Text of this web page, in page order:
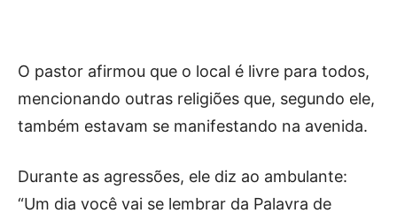
O pastor afirmou que o local é livre para todos,
mencionando outras religiões que, segundo ele,
também estavam se manifestando na avenida.
Durante as agressões, ele diz ao ambulante:
“Um dia você vai se lembrar da Palavra de